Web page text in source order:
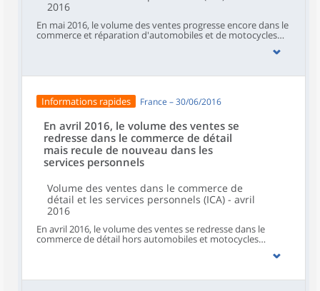
2016
En mai 2016, le volume des ventes progresse encore dans le
commerce et réparation d'automobiles et de motocycles
(+0,7 %, après +0,9 % en avril) et se stabilise quasiment dans
les services aux ménages (-1,1 % après -1,8 %) ainsi que dans
Informations rapides
France – 30/06/2016
En avril 2016, le volume des ventes se
redresse dans le commerce de détail
mais recule de nouveau dans les
services personnels
Volume des ventes dans le commerce de
détail et les services personnels (ICA) - avril
2016
En avril 2016, le volume des ventes se redresse dans le
commerce de détail hors automobiles et motocycles
(+0,3 %, après -0,4 %) et augmente de nouveau dans le
commerce et réparation d'automobiles et de motocycles
l'hébergement et restauration (-1,6 %, après +0,4 %) et